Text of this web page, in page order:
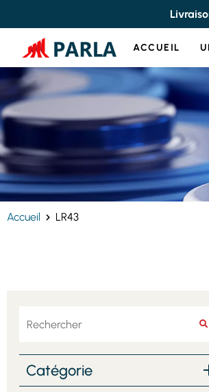
ACCUEIL
Accueil LR43
Catégorie